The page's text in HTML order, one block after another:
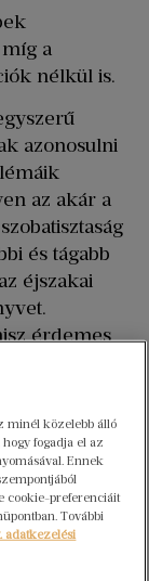
a
nélkül is.
azonosulni
az akár a
és tágabb
éjszakai
érdemes
többször
vagy az óvó
hogy
minél közelebb álló
fogadja el az
Ennek
cookie-preferenciáit
További
adatkezelési